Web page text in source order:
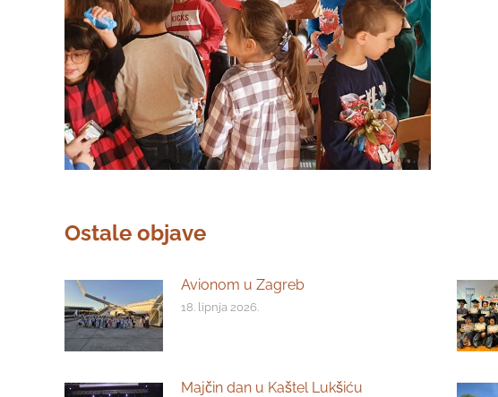
Ostale objave
Avionom u Zagreb
18. lipnja 2026.
Majčin dan u Kaštel Lukšiću